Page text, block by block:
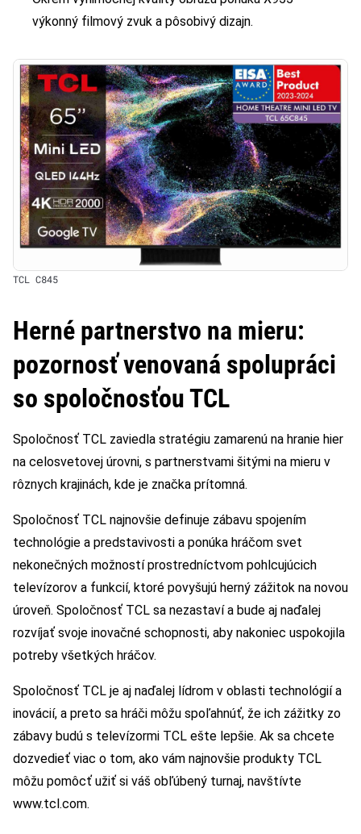
výkonný filmový zvuk a pôsobivý dizajn.
TCL C845
Herné partnerstvo na mieru:
pozornosť venovaná spolupráci
so spoločnosťou TCL
Spoločnosť TCL zaviedla stratégiu zamarenú na hranie hier
na celosvetovej úrovni, s partnerstvami šitými na mieru v
rôznych krajinách, kde je značka prítomná.
Spoločnosť TCL najnovšie definuje zábavu spojením
technológie a predstavivosti a ponúka hráčom svet
nekonečných možností prostredníctvom pohlcujúcich
televízorov a funkcií, ktoré povyšujú herný zážitok na novou
úroveň. Spoločnosť TCL sa nezastaví a bude aj naďalej
rozvíjať svoje inovačné schopnosti, aby nakoniec uspokojila
potreby všetkých hráčov.
Spoločnosť TCL je aj naďalej lídrom v oblasti technológií a
inovácií, a preto sa hráči môžu spoľahnúť, že ich zážitky zo
zábavy budú s televízormi TCL ešte lepšie. Ak sa chcete
dozvedieť viac o tom, ako vám najnovšie produkty TCL
môžu pomôcť užiť si váš obľúbený turnaj, navštívte
www.tcl.com.